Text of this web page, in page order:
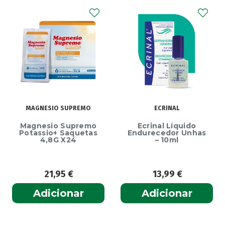
MAGNESIO SUPREMO
Magnesio Supremo
Potassio+ Saquetas
4,8G X24
21,95€
Adicionar
ECRINAL
Ecrinal Líquido
Endurecedor Unhas
– 10ml
13,99€
Adicionar